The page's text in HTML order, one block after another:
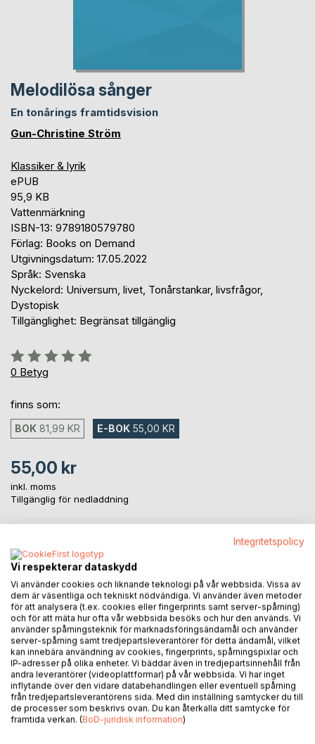
Melodilösa sånger
En tonårings framtidsvision
Gun-Christine Ström
Klassiker & lyrik
ePUB
95,9 KB
Vattenmärkning
ISBN-13: 9789180579780
Förlag: Books on Demand
Utgivningsdatum: 17.05.2022
Språk: Svenska
Nyckelord: Universum, livet, Tonårstankar, livsfrågor,
Dystopisk
Tillgänglighet: Begränsat tillgänglig
Betyg::
0%
0 Betyg
finns som:
BOK 81,99 KR E-BOK 55,00 KR
55,00 kr
inkl. moms
Tillgänglig för nedladdning
Lägg till i kom-ihåglista
Recensera titel
BESKRIVNING
Integritetspolicy
Vi respekterar dataskydd
Vi använder cookies och liknande teknologi på vår webbsida. Vissa av
dem är väsentliga och tekniskt nödvändiga. Vi använder även metoder
för att analysera (t.ex. cookies eller fingerprints samt server-spårning)
och för att mäta hur ofta vår webbsida besöks och hur den används. Vi
använder spårningsteknik för marknadsföringsändamål och använder
server-spårning samt tredjepartsleverantörer för detta ändamål, vilket
kan innebära användning av cookies, fingerprints, spårningspixlar och
IP-adresser på olika enheter. Vi bäddar även in tredjepartsinnehåll från
andra leverantörer (videoplattformar) på vår webbsida. Vi har inget
inflytande över den vidare databehandlingen eller eventuell spårning
från tredjepartsleverantörens sida. Med din inställning samtycker du till
de processer som beskrivs ovan. Du kan återkalla ditt samtycke för
framtida verkan. (BoD-juridisk information)